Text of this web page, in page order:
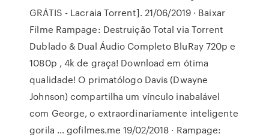
GRÁTIS - Lacraia Torrent]. 21/06/2019 · Baixar
Filme Rampage: Destruição Total via Torrent
Dublado & Dual Áudio Completo BluRay 720p e
1080p , 4k de graça! Download em ótima
qualidade! O primatólogo Davis (Dwayne
Johnson) compartilha um vínculo inabalável
com George, o extraordinariamente inteligente
gorila … gofilmes.me 19/02/2018 · Rampage: